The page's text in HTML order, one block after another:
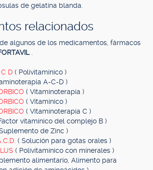
de gelatina blanda.
relacionados
algunos de los medicamentos, fármacos
D ( Polivitamínico )
A-C-D )
( Vitaminoterapia )
( Vitamínico )
( Vitaminoterapia C )
vitamínico del complejo B )
de Zinc )
( Solución para gotas orales )
( Polivitamínico con minerales )
alimentario, Alimento para